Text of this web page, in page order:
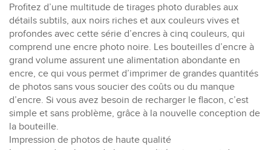
Profitez d’une multitude de tirages photo durables aux
détails subtils, aux noirs riches et aux couleurs vives et
profondes avec cette série d’encres à cinq couleurs, qui
comprend une encre photo noire. Les bouteilles d’encre à
grand volume assurent une alimentation abondante en
encre, ce qui vous permet d’imprimer de grandes quantités
de photos sans vous soucier des coûts ou du manque
d’encre. Si vous avez besoin de recharger le flacon, c’est
simple et sans problème, grâce à la nouvelle conception de
la bouteille.
Impression de photos de haute qualité